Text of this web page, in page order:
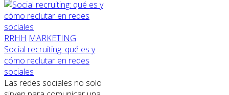
RRHH MARKETING
Social recruiting: qué es y
cómo reclutar en redes
sociales
Las redes sociales no solo